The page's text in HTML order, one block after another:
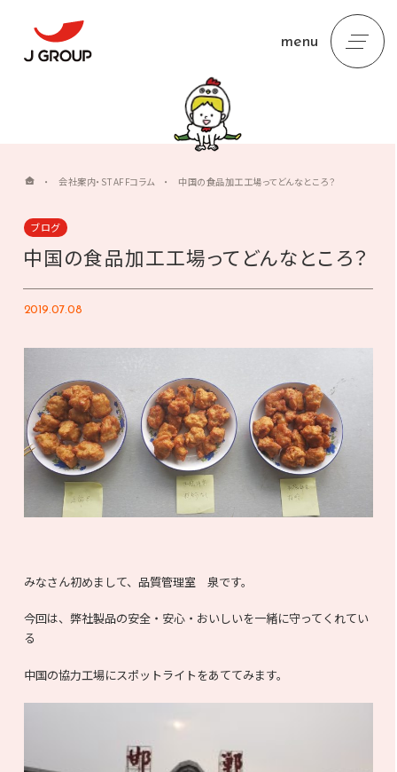
menu
・会社案内・STAFFコラム ・ 中国の食品加工工場ってどんなところ？
ブログ
中国の食品加工工場ってどんなところ？
2019.07.08
みなさん初めまして、品質管理室 泉です。
今回は、弊社製品の安全・安心・おいしいを一緒に守ってくれてい
る
中国の協力工場にスポットライトをあててみます。